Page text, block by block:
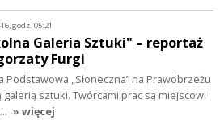
godz. 05:21
Galeria Sztuki" – reportaż
Furgi
Podstawowa „Słoneczna” na Prawobrzeżu
galerią sztuki. Twórcami prac są miejscowi
» więcej